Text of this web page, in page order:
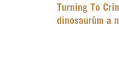
Turning To
dinosaurům a